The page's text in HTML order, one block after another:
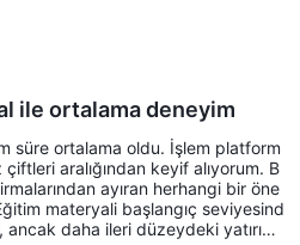
ile ortalama deneyim
süre ortalama oldu. İşlem platform
aralığından keyif alıyorum. B
ayıran herhangi bir öne
materyali başlangıç ​​seviyesind
ancak daha ileri düzeydeki yatırımc